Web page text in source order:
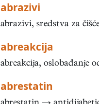
abrazivi
abrazivi, sredstva za
abreakcija
abreakcija, oslobađanje
abrestatin